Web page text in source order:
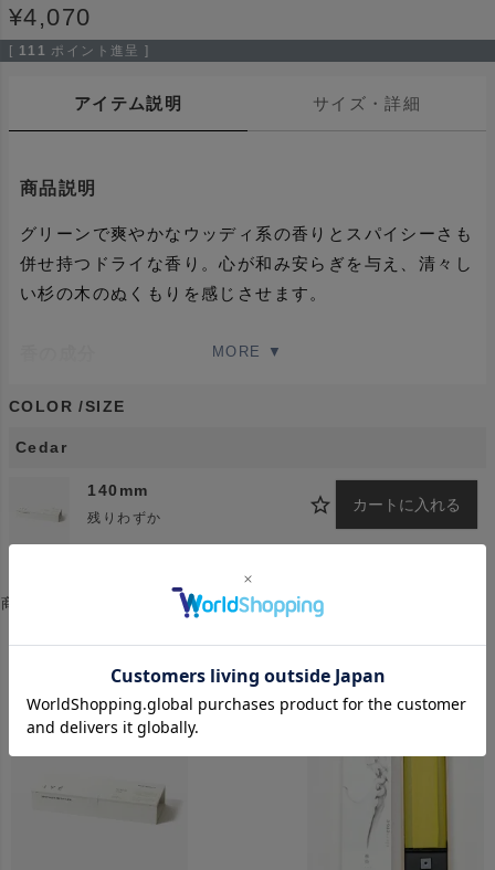
¥4,070
[ 111 ポイント進呈 ]
アイテム説明 サイズ・詳細
商品説明
グリーンで爽やかなウッディ系の香りとスパイシーさも
併せ持つドライな香り。心が和み安らぎを与え、清々し
い杉の木のぬくもりを感じさせます。
燃焼時間
使用上の注意
香立て＆不燃性台紙などをご使用下さい。
乳幼児の手が届かないようご注意下さい。
燃焼時間は季節や環境により多少異なります。
燃えやすい物の近くでのご使用はお控え下さい。
COLOR SIZE
Cedar
140mm
残りわずか
カートに入れる
商品についてのお問い合わせ